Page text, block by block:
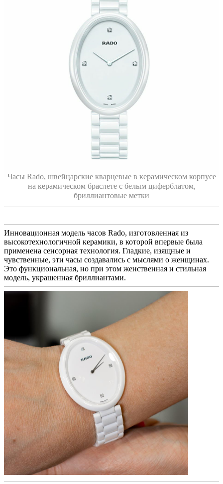
Часы Rado, швейцарские кварцевые в керамическом корпусе
на керамическом браслете с белым циферблатом,
бриллиантовые метки
Инновационная модель часов Rado, изготовленная из
высокотехнологичной керамики, в которой впервые была
применена сенсорная технология. Гладкие, изящные и
чувственные, эти часы создавались с мыслями о женщинах.
Это функциональная, но при этом женственная и стильная
модель, украшенная бриллиантами.